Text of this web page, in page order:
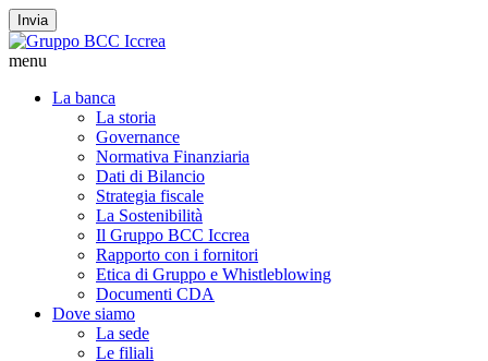
Invia
menu
La banca
La storia
Governance
Normativa Finanziaria
Dati di Bilancio
Strategia fiscale
La Sostenibilità
Il Gruppo BCC Iccrea
Rapporto con i fornitori
Etica di Gruppo e Whistleblowing
Documenti CDA
Dove siamo
La sede
Le filiali